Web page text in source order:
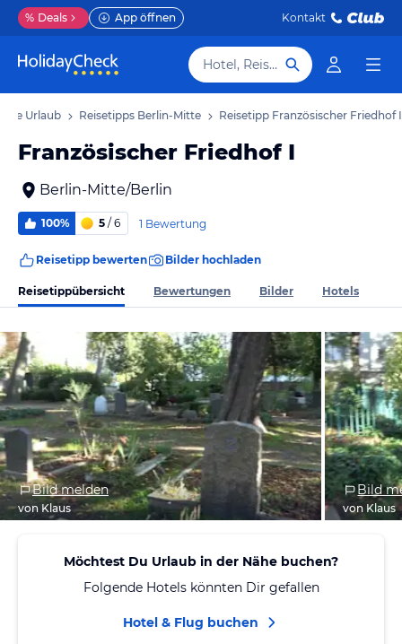
% Deals App öffnen Kontakt
Hotel, Reiseziel
Urlaub Reisetipps Berlin-Mitte Reisetipp Französischer Friedhof I
Französischer Friedhof I
Berlin-Mitte/Berlin
100% 5 / 6 1 Bewertung
Reisetipp bewerten Bilder hochladen
Reisetippübersicht Bewertungen Bilder Hotels
Bild melden
von Klaus
Bild
von Klaus
Möchtest Du Urlaub in der Nähe buchen?
Folgende Hotels könnten Dir gefallen
Hotel & Flug buchen